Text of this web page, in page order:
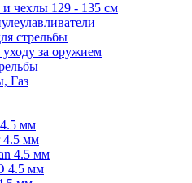
чехлы 129 - 135 см
стрельбы
за оружием
Газ
мм
4.5 мм
4.5 мм
4.5 мм